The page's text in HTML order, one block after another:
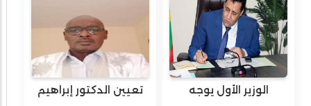
الوزير الأول يوجه
تعيين الدكتور إبراهيم